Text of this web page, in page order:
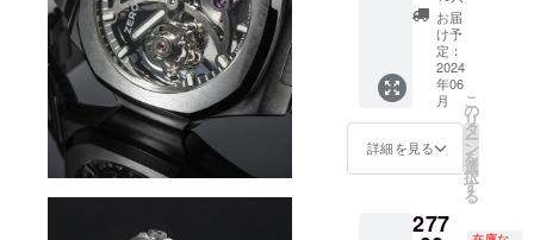
様々な理
由、哲学、
信条があげ
られると思
います。ゼ
ロタイム
は、腕時計
か？を自ら
無料 配
送：日
本郵便
ゆう
パック
※一般販
売価格
396,000
円 ※ 割
引率は
体の一
お届
け予
定：
2024
年06
月
詳細を見る
こ
の
リ
タ
ー
ン
を
選
択
す
る
277